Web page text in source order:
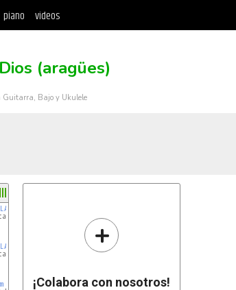
piano videos
(aragües)
Guitarra, Bajo y Ukulele
LAm
del mun-do,
LAm
del mun-do,
MIm
LA
+
¡Colabora con nosotros!